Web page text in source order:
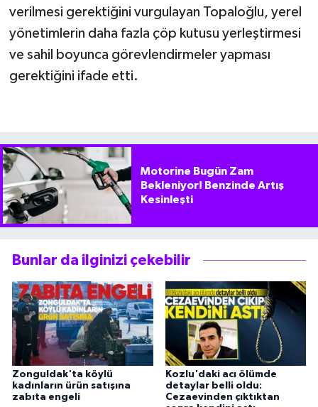
verilmesi gerektiğini vurgulayan Topaloğlu, yerel
yönetimlerin daha fazla çöp kutusu yerleştirmesi
ve sahil boyunca görevlendirmeler yapması
gerektiğini ifade etti.
Motorine Bugün Zam
Bekleniyor! Benzinde Artış
Kesinleşti
Bunlar da ilginizi çekebilir
Zonguldak'ta köylü
kadınların ürün satışına
zabıta engeli
Kozlu'daki acı ölümde
detaylar belli oldu:
Cezaevinden çıktıktan